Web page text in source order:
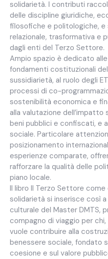
solidarietà. I contributi
delle discipline giuridiche,
filosofiche e politologiche, e
relazionale, trasformativa e
dagli enti del Terzo Settore.
Ampio spazio è dedicato
fondamenti costituzionali
sussidiarietà, al ruolo degli
processi di co-
sostenibilità economica e
alla valutazione dell’impatto
beni pubblici e confiscati, e
sociale. Particolare
posizionamento
esperienze comparate,
rafforzare la qualità delle
piano locale.
Il libro Il Terzo Settore come
solidarietà si inserisce così
culturale del Master DMTS,
compagno di viaggio per
vuole contribuire alla
benessere sociale, fondato
coesione e sul valore